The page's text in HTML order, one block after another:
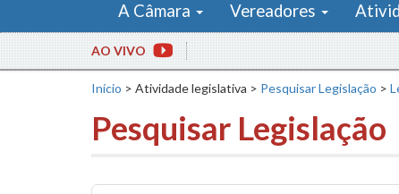
A Câmara Vereadores
AO VIVO
Início > Atividade legislativa > Pesquisar Legislação >
Pesquisar Legislação